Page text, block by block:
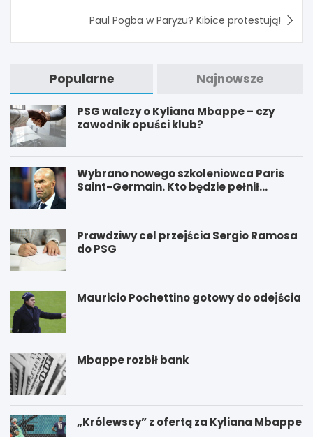
Paul Pogba w Paryżu? Kibice protestują!
Popularne Najnowsze
PSG walczy o Kyliana Mbappe – czy
zawodnik opuści klub?
Wybrano nowego szkoleniowca Paris
Saint-Germain. Kto będzie pełnił
Prawdziwy cel przejścia Sergio Ramosa
do PSG
Mauricio Pochettino gotowy do odejścia
Mbappe rozbił bank
„Królewscy” z ofertą za Kyliana Mbappe